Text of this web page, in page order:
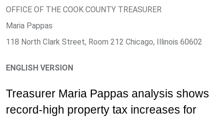
OFFICE OF THE COOK COUNTY TREASURER
Maria Pappas
118 North Clark Street, Room 212 Chicago, Illinois 60602
ENGLISH VERSION
Treasurer Maria Pappas analysis shows
record-high property tax increases for